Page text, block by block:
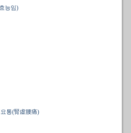
능임)
통(腎虛腰痛)